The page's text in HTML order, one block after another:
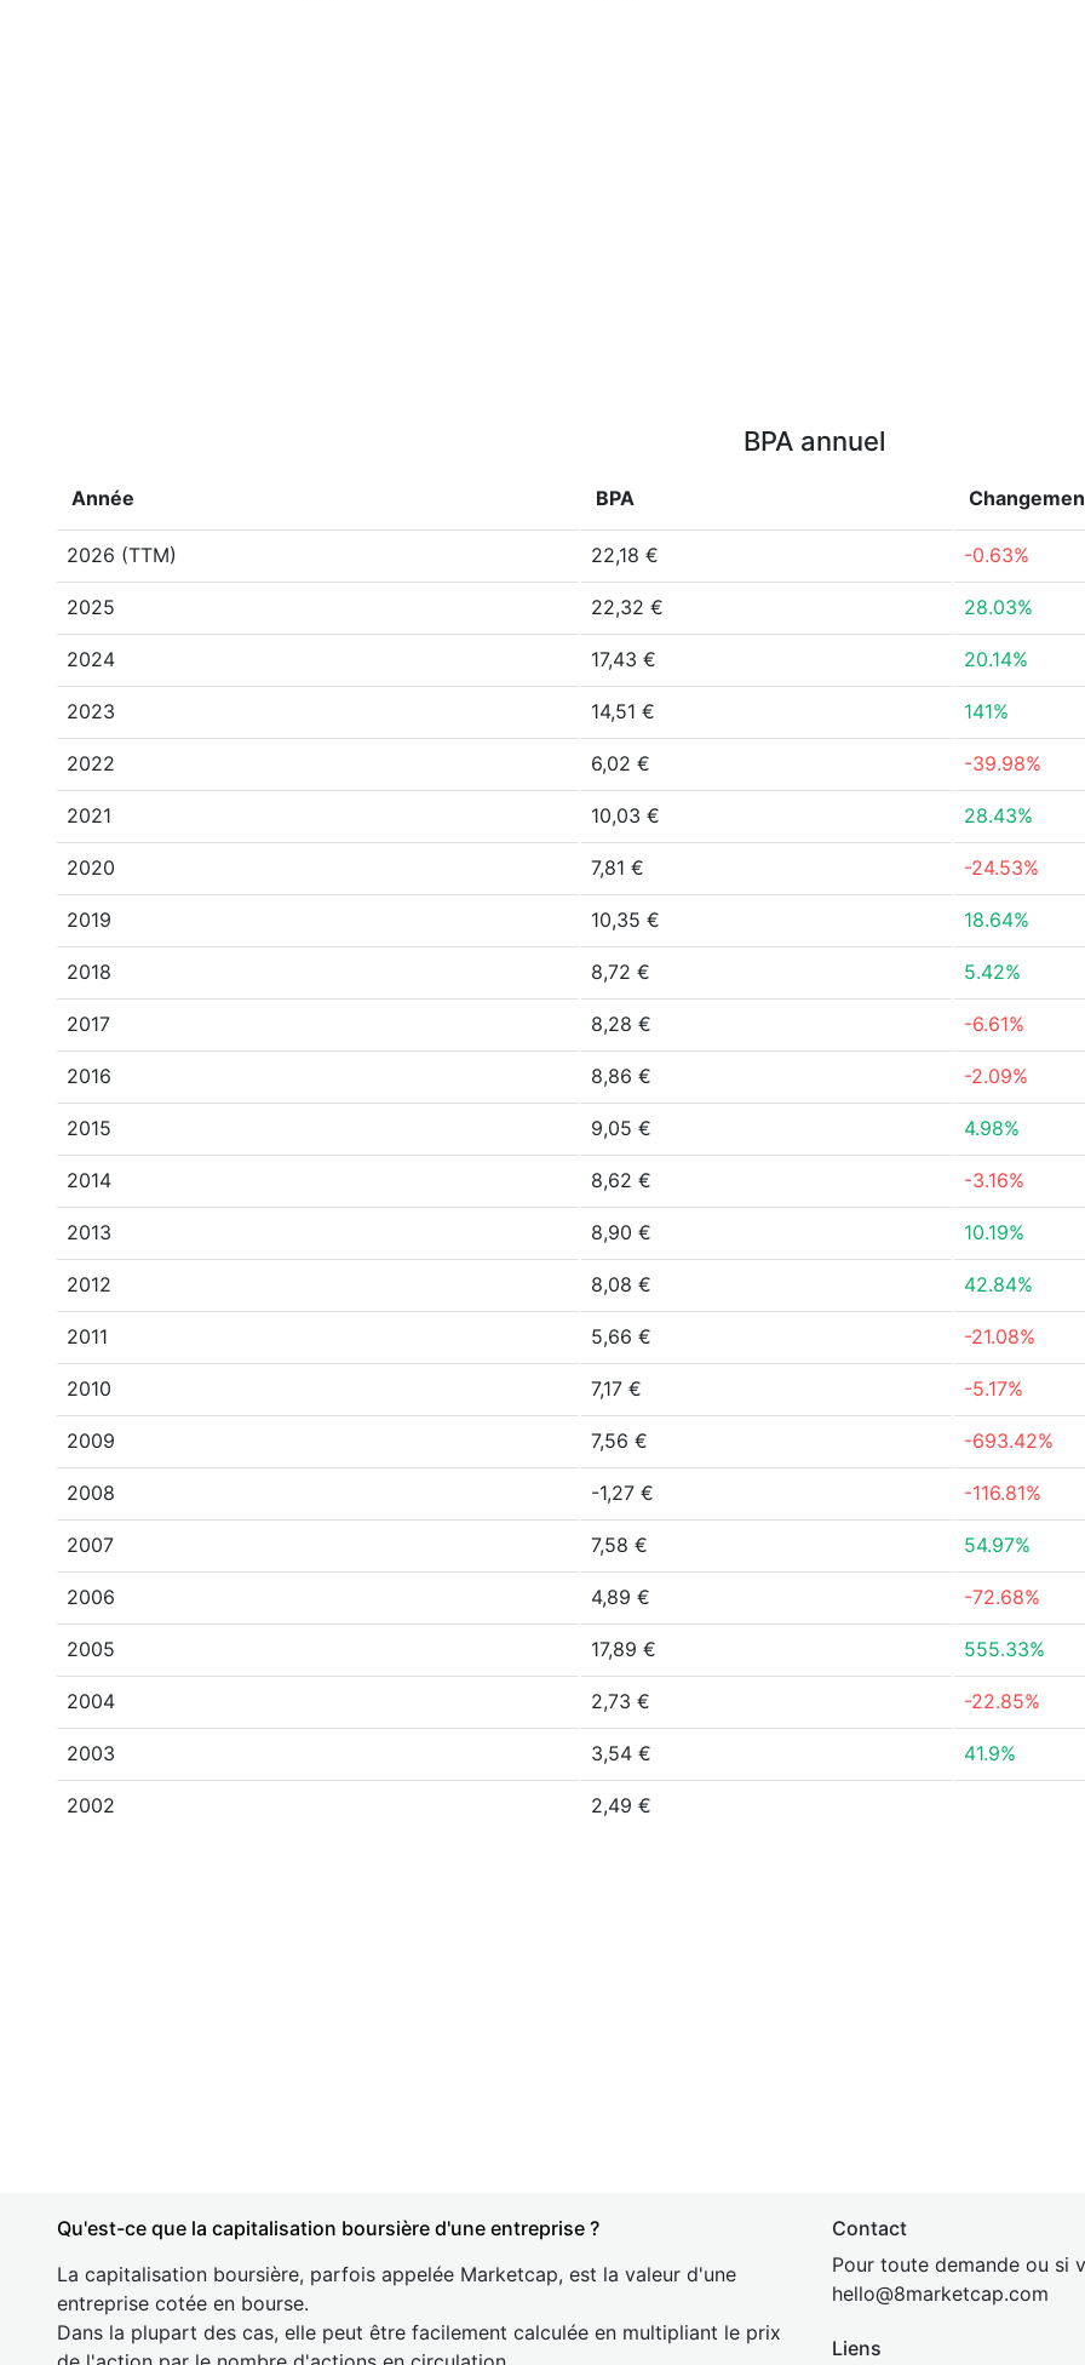
BPA annuel
Année BPA
2026 (TTM) 22,18 € -0.63%
2025 22,32 € 28.03%
2024 17,43 € 20.14%
2023 14,51 € 141%
2022 6,02 € -39.98%
2021 10,03 € 28.43%
2020 7,81 € -24.53%
2019 10,35 € 18.64%
2018 8,72 € 5.42%
2017 8,28 € -6.61%
2016 8,86 € -2.09%
2015 9,05 € 4.98%
2014 8,62 € -3.16%
2013 8,90 € 10.19%
2012 8,08 € 42.84%
2011 5,66 € -21.08%
2010 7,17 € -5.17%
2009 7,56 € -693.42%
2008 -1,27 € -116.81%
2007 7,58 € 54.97%
2006 4,89 € -72.68%
2005 17,89 € 555.33%
2004 2,73 € -22.85%
2003 3,54 € 41.9%
2002 2,49 €
Qu'est-ce que la capitalisation boursière d'une entreprise ?
La capitalisation boursière, parfois appelée Marketcap, est la valeur d'une
entreprise cotée en bourse.
Dans la plupart des cas, elle peut être facilement calculée en multipliant le prix
Contact
Pour toute demande ou si
hello@8marketcap.com
Liens